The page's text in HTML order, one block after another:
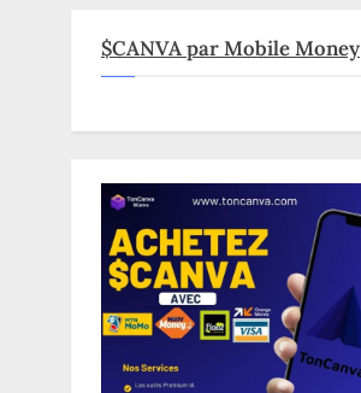
$CANVA par Mobile Money